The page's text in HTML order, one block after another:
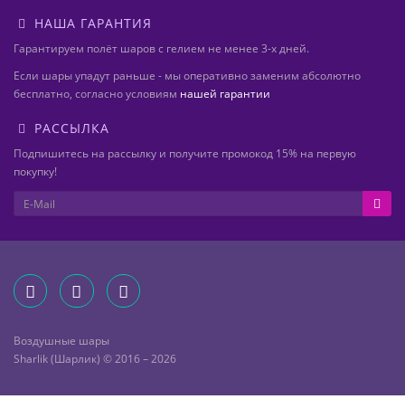
НАША ГАРАНТИЯ
Гарантируем полёт шаров с гелием не менее 3-х дней.
Если шары упадут раньше - мы оперативно заменим абсолютно
бесплатно, согласно условиям нашей гарантии
РАССЫЛКА
Подпишитесь на рассылку и получите промокод 15% на первую
покупку!
Воздушные шары
Sharlik (Шарлик) © 2016 – 2026